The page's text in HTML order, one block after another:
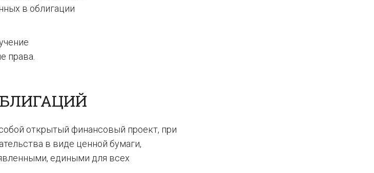
в облигации
права.
открытый финансовый проект, при
в виде ценной бумаги,
едиными для всех